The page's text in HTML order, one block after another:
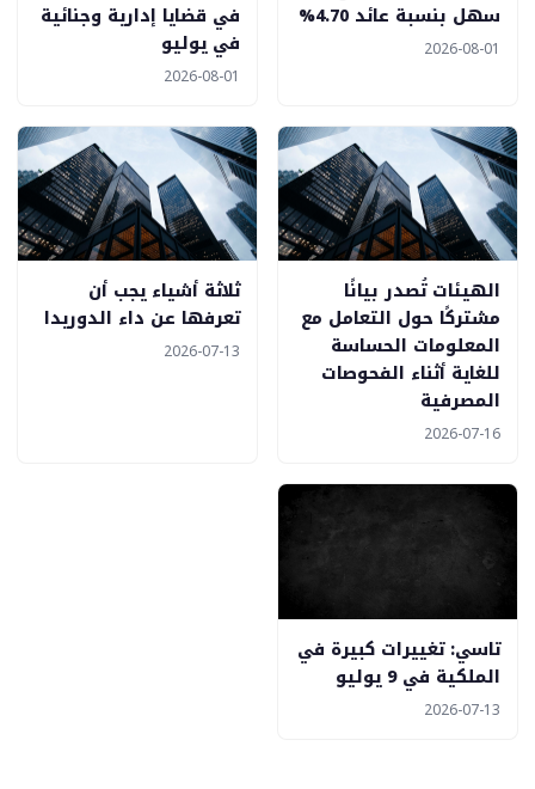
سهل بنسبة عائد 4.70%
2026-08-01
في قضايا إدارية وجنائية
في يوليو
2026-08-01
الهيئات تُصدر بيانًا
مشتركًا حول التعامل مع
المعلومات الحساسة
للغاية أثناء الفحوصات
المصرفية
2026-07-16
ثلاثة أشياء يجب أن
تعرفها عن داء الدوريدا
2026-07-13
تاسي: تغييرات كبيرة في
الملكية في 9 يوليو
2026-07-13